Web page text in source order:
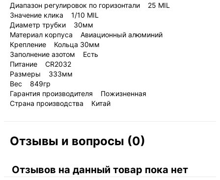
Диапазон регулировок по горизонтали 25 MIL
Значение клика 1/10 MIL
Диаметр трубки 30мм
Материал корпуса Авиационный алюминий
Крепление Кольца 30мм
Заполнение азотом Есть
Питание CR2032
Размеры 333мм
Вес 849гр
Гарантия производителя Пожизненная
Страна производства Китай
Отзывы и вопросы (0)
Отзывов на данный товар пока нет